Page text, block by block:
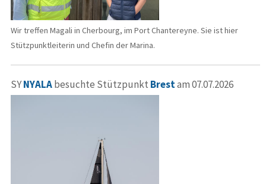
Wir treffen Magali in Cherbourg, im Port Chantereyne. Sie ist hier
Stützpunktleiterin und Chefin der Marina.
SYNYALAbesuchte Stützpunkt Brestam 07.07.2026